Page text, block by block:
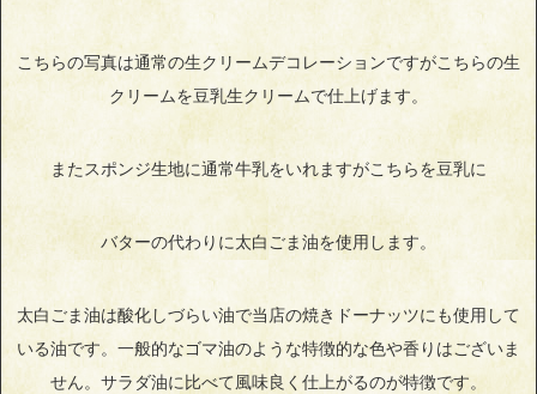
こちらの写真は通常の生クリームデコレーションですがこちらの生
クリームを豆乳生クリームで仕上げます。
またスポンジ生地に通常牛乳をいれますがこちらを豆乳に
バターの代わりに太白ごま油を使用します。
太白ごま油は酸化しづらい油で当店の焼きドーナッツにも使用して
いる油です。一般的なゴマ油のような特徴的な色や香りはございま
せん。サラダ油に比べて風味良く仕上がるのが特徴です。